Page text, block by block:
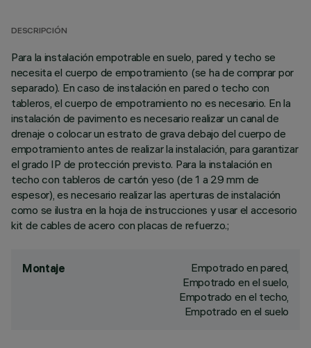
DESCRIPCIÓN
Para la instalación empotrable en suelo, pared y techo se
necesita el cuerpo de empotramiento (se ha de comprar por
separado). En caso de instalación en pared o techo con
tableros, el cuerpo de empotramiento no es necesario. En la
instalación de pavimento es necesario realizar un canal de
drenaje o colocar un estrato de grava debajo del cuerpo de
empotramiento antes de realizar la instalación, para garantizar
el grado IP de protección previsto. Para la instalación en
techo con tableros de cartón yeso (de 1 a 29 mm de
espesor), es necesario realizar las aperturas de instalación
como se ilustra en la hoja de instrucciones y usar el accesorio
kit de cables de acero con placas de refuerzo.;
Montaje
Empotrado en pared,
Empotrado en el suelo,
Empotrado en el techo,
Empotrado en el suelo